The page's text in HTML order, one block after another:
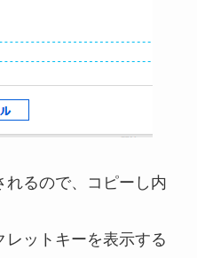
れるので、コピーし内
ットキーを表示する